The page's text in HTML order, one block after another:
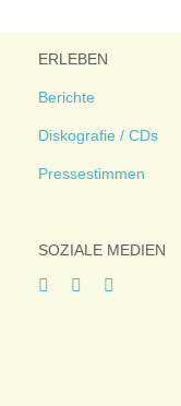
ERLEBEN
Berichte
Diskografie / CDs
Pressestimmen
SOZIALE MEDIEN